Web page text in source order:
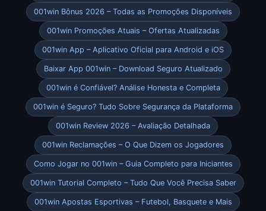
001win Bônus 2026 – Todas as Promoções Disponíveis
001win Promoções Atuais – Ofertas Atualizadas
001win App – Aplicativo Oficial para Android e iOS
Baixar App 001win – Download Seguro Atualizado
001win é Confiável? Análise Honesta e Completa
001win é Seguro? Tudo Sobre Segurança da Plataforma
001win Review 2026 – Avaliação Detalhada
001win Reclamações – O Que Dizem os Jogadores
Como Jogar no 001win – Guia Completo para Iniciantes
001win Tutorial Completo – Tudo Que Você Precisa Saber
001win Apostas Esportivas – Futebol, Basquete e Mais